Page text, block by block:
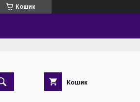
Кошик
Кошик